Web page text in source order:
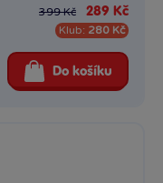
399 Kč 289 Kč
Klub: 280 Kč
Do košíku